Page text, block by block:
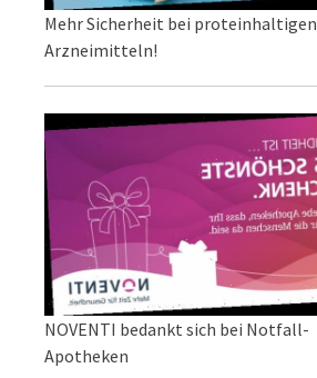
Mehr Sicherheit bei proteinhaltigen
Arzneimitteln!
NOVENTI bedankt sich bei Notfall-
Apotheken